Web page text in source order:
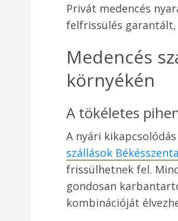
Privát medencés
felfrissülés
Medencés
környékén
A tökéletes
A nyári
szállások
frissülhetnek fel.
gondosan
kombinációját